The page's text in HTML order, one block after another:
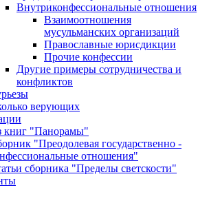
Внутриконфессиональные отношения
Взаимоотношения
мусульманских организаций
Православные юрисдикции
Прочие конфессии
Другие примеры сотрудничества и
конфликтов
верующих
книг "Панорамы"
"Преодолевая государственно -
отношения"
сборника "Пределы светскости"